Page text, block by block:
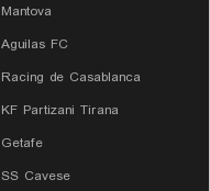
Mantova
Aguilas FC
Racing de Casablanca
KF Partizani Tirana
Getafe
SS Cavese